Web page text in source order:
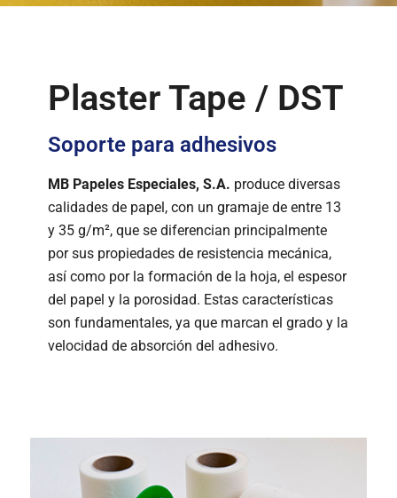
Tailor Made Products
CONTACTO
Plaster Tape / DST
Soporte para adhesivos
MB Papeles Especiales, S.A. produce diversas
calidades de papel, con un gramaje de entre 13
y 35 g/m², que se diferencian principalmente
por sus propiedades de resistencia mecánica,
así como por la formación de la hoja, el espesor
del papel y la porosidad. Estas características
son fundamentales, ya que marcan el grado y la
velocidad de absorción del adhesivo.